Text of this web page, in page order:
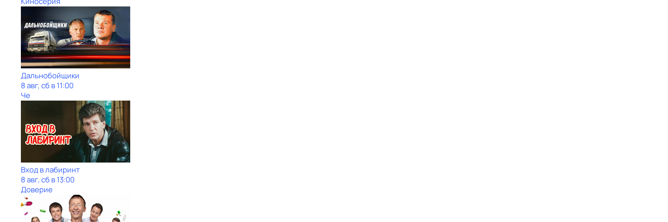
Дальнобойщики
8 авг, сб в 11:00
Че
Вход в лабиринт
8 авг, сб в 13:00
Доверие